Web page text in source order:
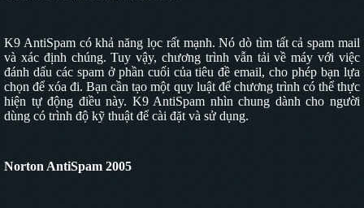
K9 AntiSpamcó khả năng lọc rất mạnh. Nó dò tìm tất cả spam mail
và xác định chúng. Tuy vậy, chương trình vẫn tải về máy với việc
đánh dấu các spam ở phần cuối của tiêu đề email, cho phép bạn lựa
chọn để xóa đi. Bạn cần tạo một quy luật để chương trình có thể thực
hiện tự động điều này. K9 AntiSpam nhìn chung dành cho người
dùng có trình độ kỹ thuật để cài đặt và sử dụng.
Norton AntiSpam 2005